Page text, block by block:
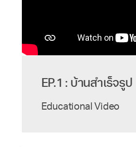
EP.1 : บ้านสำเร็จรูป
Educational Video